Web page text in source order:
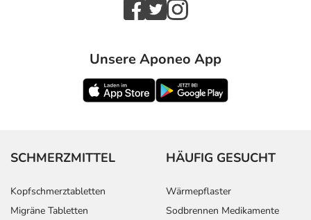
Unsere Aponeo App
SCHMERZMITTEL
Kopfschmerztabletten
Migräne Tabletten
HÄUFIG GESUCHT
Wärmepflaster
Sodbrennen Medikamente